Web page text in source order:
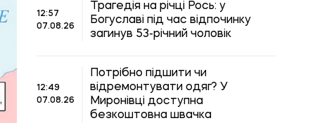
12:57
07.08.26
Трагедія на річці Рось: у
Богуславі під час відпочинку
загинув 53-річний чоловік
12:49
07.08.26
Потрібно підшити чи
відремонтувати одяг? У
Миронівці доступна
безкоштовна швачка